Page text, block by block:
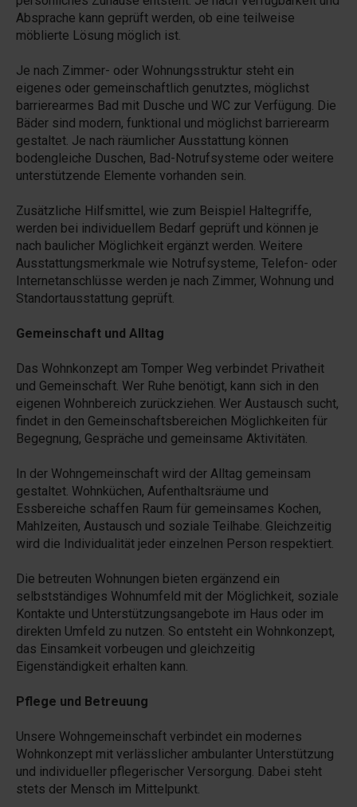
Absprache kann geprüft werden, ob eine teilweise
möblierte Lösung möglich ist.
Je nach Zimmer- oder Wohnungsstruktur steht ein
eigenes oder gemeinschaftlich genutztes, möglichst
barrierearmes Bad mit Dusche und WC zur Verfügung. Die
Bäder sind modern, funktional und möglichst barrierearm
gestaltet. Je nach räumlicher Ausstattung können
bodengleiche Duschen, Bad-Notrufsysteme oder weitere
unterstützende Elemente vorhanden sein.
Zusätzliche Hilfsmittel, wie zum Beispiel Haltegriffe,
werden bei individuellem Bedarf geprüft und können je
nach baulicher Möglichkeit ergänzt werden. Weitere
Ausstattungsmerkmale wie Notrufsysteme, Telefon- oder
Internetanschlüsse werden je nach Zimmer, Wohnung und
Standortausstattung geprüft.
Gemeinschaft und Alltag
Das Wohnkonzept am Tomper Weg verbindet Privatheit
und Gemeinschaft. Wer Ruhe benötigt, kann sich in den
eigenen Wohnbereich zurückziehen. Wer Austausch sucht,
findet in den Gemeinschaftsbereichen Möglichkeiten für
Begegnung, Gespräche und gemeinsame Aktivitäten.
In der Wohngemeinschaft wird der Alltag gemeinsam
gestaltet. Wohnküchen, Aufenthaltsräume und
Essbereiche schaffen Raum für gemeinsames Kochen,
Mahlzeiten, Austausch und soziale Teilhabe. Gleichzeitig
wird die Individualität jeder einzelnen Person respektiert.
Die betreuten Wohnungen bieten ergänzend ein
selbstständiges Wohnumfeld mit der Möglichkeit, soziale
Kontakte und Unterstützungsangebote im Haus oder im
direkten Umfeld zu nutzen. So entsteht ein Wohnkonzept,
das Einsamkeit vorbeugen und gleichzeitig
Eigenständigkeit erhalten kann.
Pflege und Betreuung
Unsere Wohngemeinschaft verbindet ein modernes
Wohnkonzept mit verlässlicher ambulanter Unterstützung
und individueller pflegerischer Versorgung. Dabei steht
stets der Mensch im Mittelpunkt.